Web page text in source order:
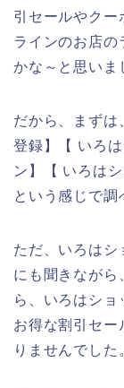
引セールやクー
ラインのお店の
かな～と思いま
だから、まずは
登録】【 いろ
ン】【 いろは
という感じで調
ただ、いろはシ
にも聞きながら
ら、いろはショ
お得な割引セー
りませんでした